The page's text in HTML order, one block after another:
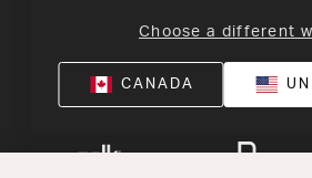
Choose a different
CANADA